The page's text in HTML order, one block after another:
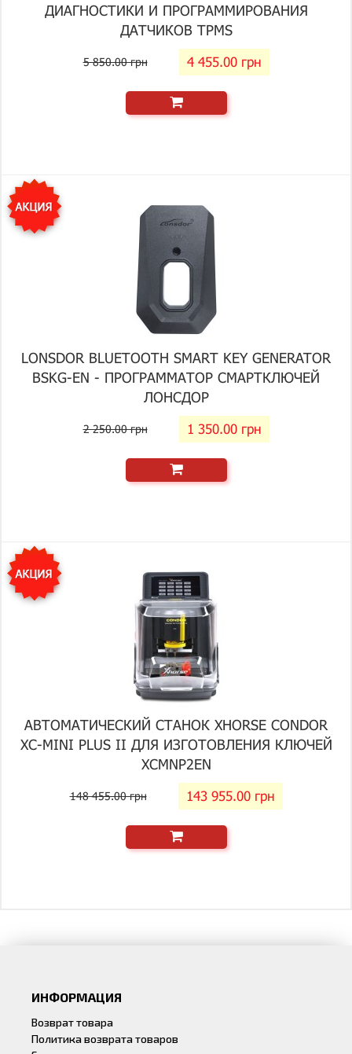
ДИАГНОСТИКИ И ПРОГРАММИРОВАНИЯ
ДАТЧИКОВ TPMS
5 850.00 грн 4 455.00 грн
LONSDOR BLUETOOTH SMART KEY GENERATOR
BSKG-EN - ПРОГРАММАТОР СМАРТКЛЮЧЕЙ
ЛОНСДОР
2 250.00 грн 1 350.00 грн
АВТОМАТИЧЕСКИЙ СТАНОК XHORSE CONDOR
XC-MINI PLUS II ДЛЯ ИЗГОТОВЛЕНИЯ КЛЮЧЕЙ
XCMNP2EN
148 455.00 грн 143 955.00 грн
ИНФОРМАЦИЯ
Возврат товара
Политика возврата товаров